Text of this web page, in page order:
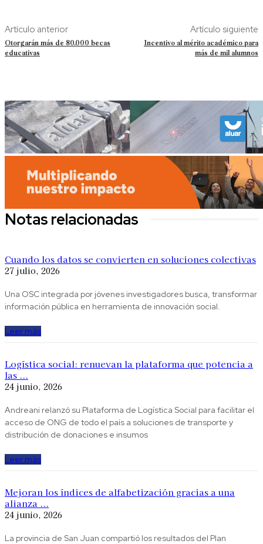
Artículo anterior
Otorgarán más de 80.000 becas
educativas
Artículo siguiente
Incentivo al mérito académico para
más de mil alumnos
Notas relacionadas
Cuando los datos se convierten en soluciones colectivas
27 julio, 2026
Una OSC integrada por jóvenes investigadores busca, transformar
información pública en herramienta de innovación social.
Leer más
Logística social: renuevan la plataforma que potencia a
las ...
24 junio, 2026
Andreani relanzó su Plataforma de Logística Social para facilitar el
acceso de ONG de todo el país a soluciones de transporte y
distribución de donaciones e insumos
Leer más
Mejoran los índices de alfabetización gracias a una
alianza ...
24 junio, 2026
La provincia de San Juan compartió los resultados del Plan